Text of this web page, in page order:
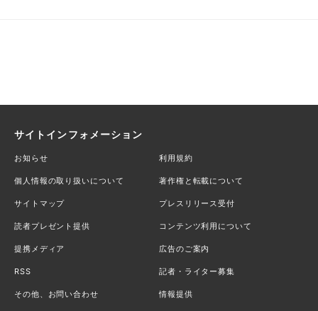
サイトインフォメーション
お知らせ 利用規約
個人情報の取り扱いについて 著作権と転載について
サイトマップ プレスリリース受付
読者プレゼント提供 コンテンツ利用について
提携メディア 広告のご案内
RSS 記者・ライター募集
その他、お問い合わせ 情報提供